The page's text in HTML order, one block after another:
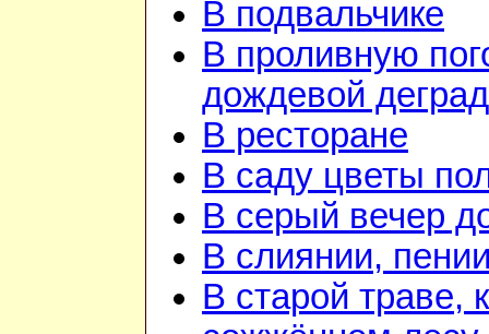
В подвальчике
В проливную
дождевой
В ресторане
В саду цветы
В серый вечер
В слиянии,
В старой траве,